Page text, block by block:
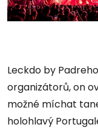
Leckdo by
organizátorů, on
možné míchat
holohlavý